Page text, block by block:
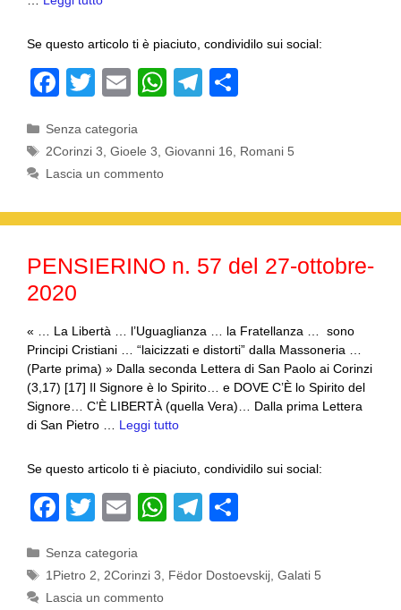
Se questo articolo ti è piaciuto, condividilo sui social:
F
c
e
o
o
k
T
tt
er
E
ail
W
at
p
p
T
e
m
n
di
Categorie
Senza categoria
Tag
2Corinzi 3 ,Gioele 3 ,Giovanni 16
Romani 5
Lascia un commento
PENSIERINO n. 57 del 27-ottobre-
2020
« … La Libertà … l’Uguaglianza … la Fratellanza … sono
Principi Cristiani … “laicizzati e distorti” dalla Massoneria …
(Parte prima) » Dalla seconda Lettera di San Paolo ai Corinzi
(3,17) [17] Il Signore è lo Spirito… e DOVE C’È lo Spirito del
Signore… C’È LIBERTÀ (quella Vera)… Dalla prima Lettera
di San Pietro … Leggi tutto
Se questo articolo ti è piaciuto, condividilo sui social:
F
c
e
T
tt
er
E
ail
W
at
T
e
Categorie
Senza categoria
Tag
1Pietro 2 2Corinzi 3 Fëdor Dostoevskij ,Galati 5
Lascia un commento